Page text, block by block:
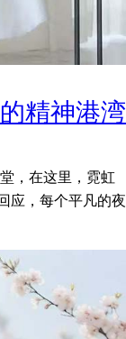
精神港湾
，在这里，霓虹
应，每个平凡的夜